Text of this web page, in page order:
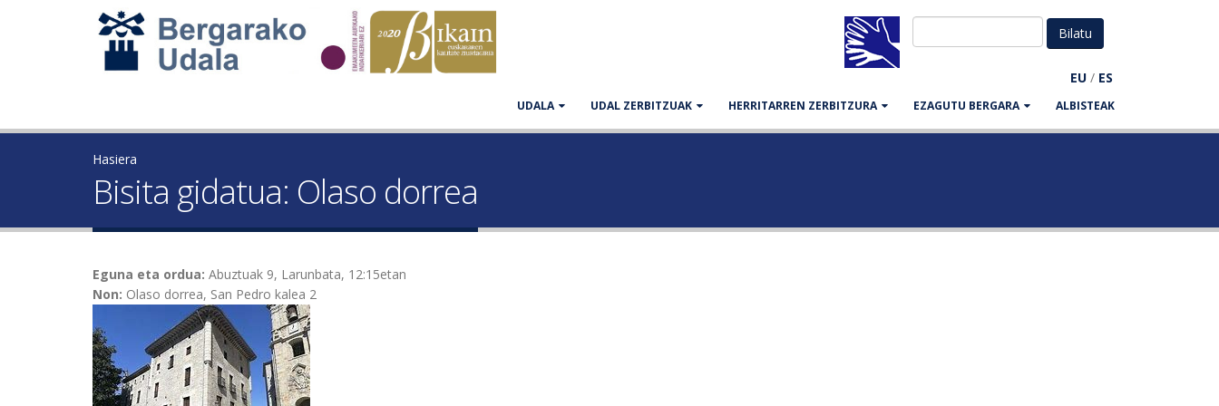
EU / ES
UDALA UDAL ZERBITZUAK HERRITARREN ZERBITZURA EZAGUTU BERGARA ALBISTEAK
Hasiera
Bisita gidatua: Olaso dorrea
Eguna eta ordua: Abuztuak 9, Larunbata, 12:15etan
Non: Olaso dorrea, San Pedro kalea 2